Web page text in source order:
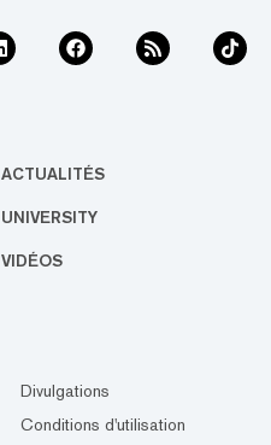
ACTUALITÉS
UNIVERSITY
VIDÉOS
Divulgations
Conditions d'utilisation